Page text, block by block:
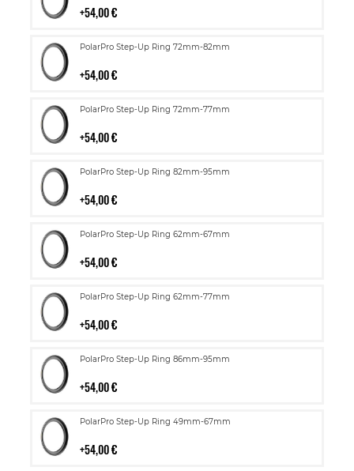
54,00 €
PolarPro Step-Up Ring 72mm-82mm
54,00 €
Lisää
PolarPro Step-Up Ring 72mm-77mm
54,00 €
Lisää
PolarPro Step-Up Ring 82mm-95mm
54,00 €
Lisää
PolarPro Step-Up Ring 62mm-67mm
54,00 €
Lisää
PolarPro Step-Up Ring 62mm-77mm
54,00 €
Lisää
PolarPro Step-Up Ring 86mm-95mm
54,00 €
Lisää
PolarPro Step-Up Ring 49mm-67mm
54,00 €
Lisää